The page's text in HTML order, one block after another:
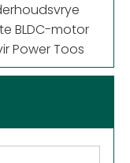
BLDC-motor
Power Toos